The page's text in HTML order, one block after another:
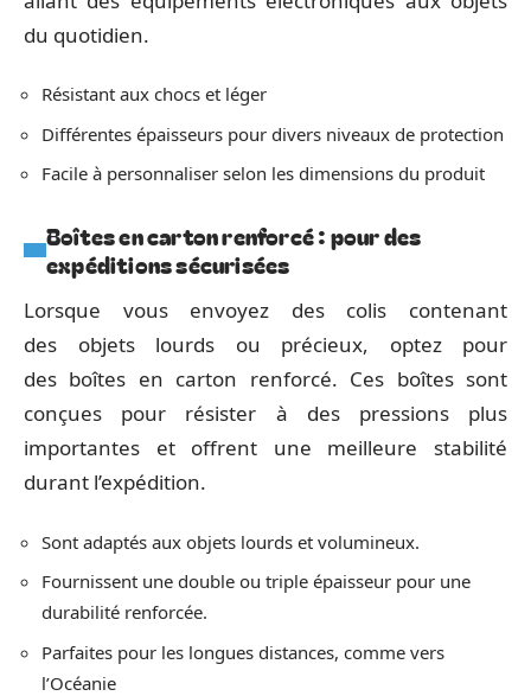
du quotidien.
Résistant aux chocs et léger
Différentes épaisseurs pour divers niveaux de protection
Facile à personnaliser selon les dimensions du produit
Boîtes en carton renforcé : pour des
expéditions sécurisées
Lorsque vous envoyez des colis contenant
des objets lourds ou précieux, optez pour
des boîtes en carton renforcé. Ces boîtes sont
conçues pour résister à des pressions plus
importantes et offrent une meilleure stabilité
durant l’expédition.
Sont adaptés aux objets lourds et volumineux.
Fournissent une double ou triple épaisseur pour une
durabilité renforcée.
Parfaites pour les longues distances, comme vers
l’Océanie